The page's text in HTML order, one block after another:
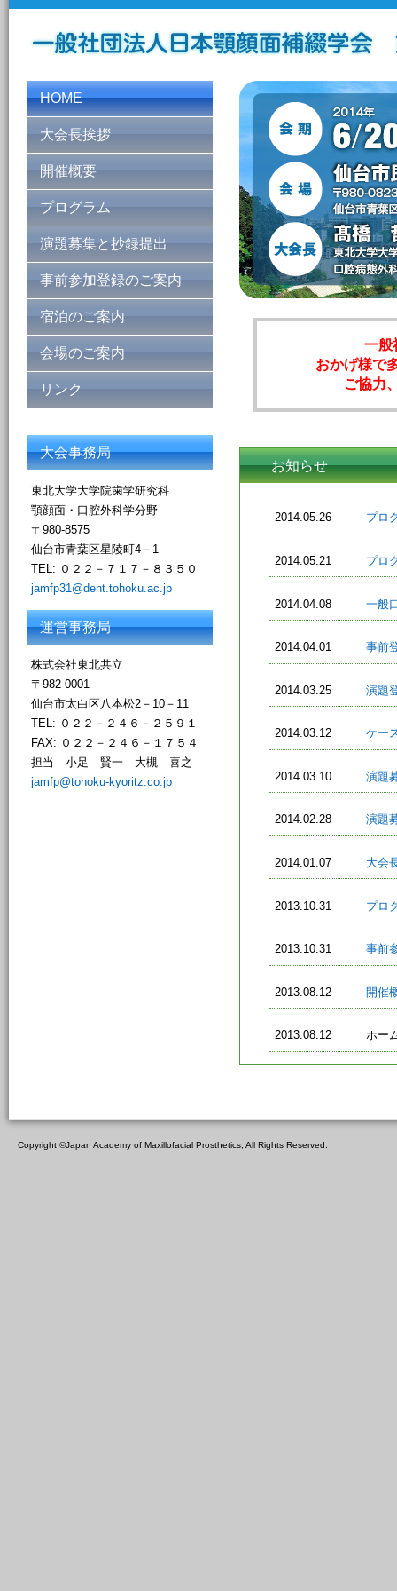
HOME
大会長挨拶
開催概要
プログラム
演題募集と抄録提出
事前参加登録のご案内
宿泊のご案内
会場のご案内
リンク
大会事務局
東北大学大学院歯学研究科
顎顔面・口腔外科学分野
〒980-8575
仙台市青葉区星陵町4－1
TEL: ０２２－７１７－８３５０
jamfp31@dent.tohoku.ac.jp
運営事務局
株式会社東北共立
〒982-0001
仙台市太白区八本松2－10－11
TEL: ０２２－２４６－２５９１
FAX: ０２２－２４６－１７５４
担当 小足 賢一 大槻 喜之
jamfp@tohoku-kyoritz.co.jp
一般
おかげ様で
ご協力
お知らせ
2014.05.26 プロ
2014.05.21 プロ
2014.04.08 一般
2014.04.01 事前
2014.03.25 演題
2014.03.12 ケー
2014.03.10 演題
2014.02.28 演題
2014.01.07 大会
2013.10.31 プロ
2013.10.31 事前
2013.08.12 開催
2013.08.12 ホー
Copyright ©Japan Academy of Maxillofacial Prosthetics, All Rights Reserved.